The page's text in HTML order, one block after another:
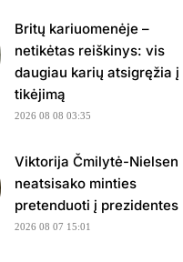
Britų kariuomenėje –
netikėtas reiškinys: vis
daugiau karių atsigręžia į
tikėjimą
2026 08 08 03:35
Viktorija Čmilytė-Nielsen
neatsisako minties
pretenduoti į prezidentes
2026 08 07 15:01